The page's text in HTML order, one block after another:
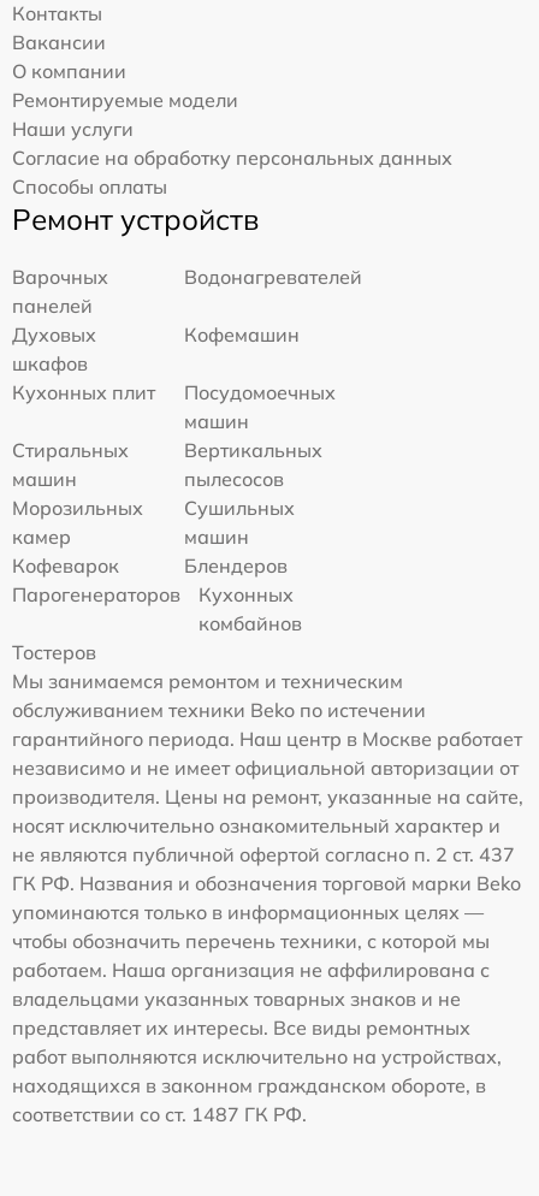
Контакты
Вакансии
О компании
Ремонтируемые модели
Наши услуги
Согласие на обработку персональных данных
Способы оплаты
Ремонт устройств
Варочных
панелей
Водонагревателей
Духовых
шкафов
Кофемашин
Кухонных плит
Посудомоечных
машин
Стиральных
машин
Вертикальных
пылесосов
Морозильных
камер
Сушильных
машин
Кофеварок
Блендеров
Парогенераторов
Кухонных
комбайнов
Тостеров
Мы занимаемся ремонтом и техническим
обслуживанием техники Beko по истечении
гарантийного периода. Наш центр в Москве работает
независимо и не имеет официальной авторизации от
производителя. Цены на ремонт, указанные на сайте,
носят исключительно ознакомительный характер и
не являются публичной офертой согласно п. 2 ст. 437
ГК РФ. Названия и обозначения торговой марки Beko
упоминаются только в информационных целях —
чтобы обозначить перечень техники, с которой мы
работаем. Наша организация не аффилирована с
владельцами указанных товарных знаков и не
представляет их интересы. Все виды ремонтных
работ выполняются исключительно на устройствах,
находящихся в законном гражданском обороте, в
соответствии со ст. 1487 ГК РФ.